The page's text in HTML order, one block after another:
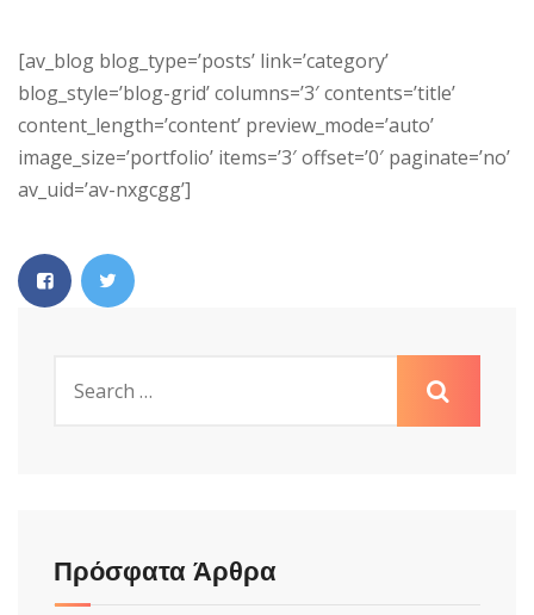
[av_blog blog_type=’posts’ link=’category’
blog_style=’blog-grid’ columns=’3′ contents=’title’
content_length=’content’ preview_mode=’auto’
image_size=’portfolio’ items=’3′ offset=’0′ paginate=’no’
av_uid=’av-nxgcgg’]
Πρόσφατα Άρθρα